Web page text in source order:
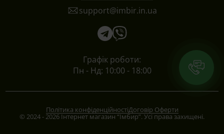
Графік роботи:
Пн - Нд: 10:00 - 18:00
support@imbir.in.ua
© 2024 - 2026 Інтернет магазин “Імбир”. Усі права захищені.
Політика конфіденційностіДоговір Оферти